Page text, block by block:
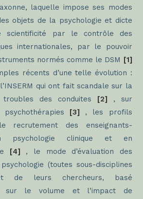
laquelle impose ses modes
objets de la psychologie et dicte
scientificité par le contrôle des
internationales, par le pouvoir
normés comme le DSM [1]
récents d’une telle évolution :
qui ont fait scandale sur la
des conduites [2] , sur
psychothérapies [3] , les profils
recrutement des enseignants-
psychologie clinique et en
[4] , le mode d’évaluation des
(toutes sous-disciplines
et de leurs chercheurs, basé
sur le volume et l’impact de